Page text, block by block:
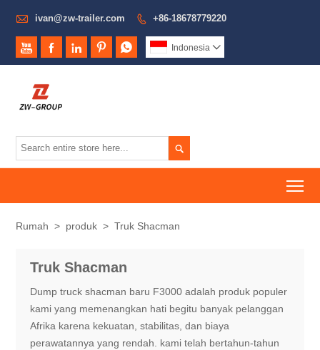
 ivan@zw-trailer.com  +86-18678779220
     Indonesia 

Rumah > produk > Truk Shacman
Truk Shacman
Dump truck shacman baru F3000 adalah produk populer
kami yang memenangkan hati begitu banyak pelanggan
Afrika karena kekuatan, stabilitas, dan biaya
perawatannya yang rendah. kami telah bertahun-tahun